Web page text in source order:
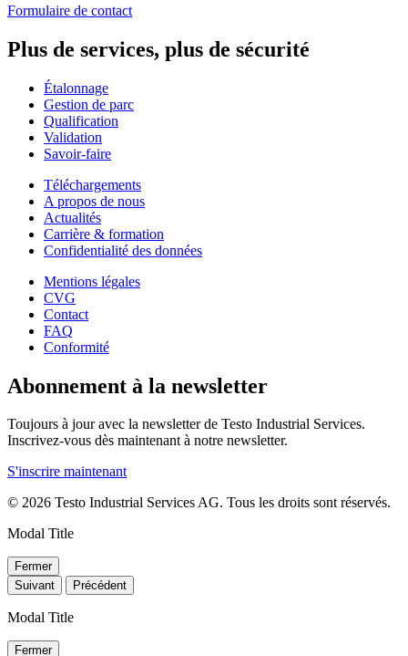
Formulaire de contact
Plus de services, plus de sécurité
Étalonnage
Gestion de parc
Qualification
Validation
Savoir-faire
Téléchargements
A propos de nous
Actualités
Carrière & formation
Confidentialité des données
Mentions légales
CVG
Contact
FAQ
Conformité
Abonnement à la newsletter
Toujours à jour avec la newsletter de Testo Industrial Services.
Inscrivez-vous dès maintenant à notre newsletter.
S'inscrire maintenant
© 2026 Testo Industrial Services AG. Tous les droits sont réservés.
Modal Title
Fermer
Suivant
Précédent
Modal Title
Fermer